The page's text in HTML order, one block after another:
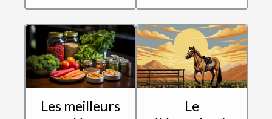
Les meilleurs
Le